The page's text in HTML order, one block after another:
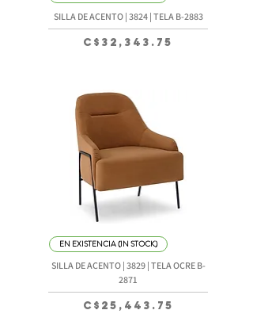
SILLA DE ACENTO | 3824 | TELA B-2883
Precio
C$32,343.75
EN EXISTENCIA (IN STOCK)
SILLA DE ACENTO | 3829 | TELA OCRE B-
2871
Precio
C$25,443.75